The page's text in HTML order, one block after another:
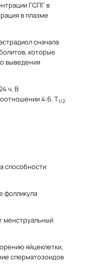
ГСПГ в
в плазме
сначала
которые
выведения
ч. В
4:6. Т1/2
способности
фолликула
менструальный
яйцеклетки,
сперматозоидов